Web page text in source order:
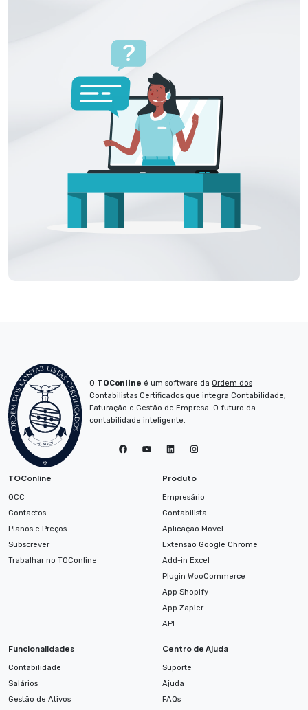
O TOConline é um software da Ordem dos
Contabilistas Certificados que integra Contabilidade,
Faturação e Gestão de Empresa. O futuro da
contabilidade inteligente.
TOConline
OCC
Contactos
Planos e Preços
Subscrever
Trabalhar no TOConline
Produto
Empresário
Contabilista
Aplicação Móvel
Extensão Google Chrome
Add-in Excel
Plugin WooCommerce
App Shopify
App Zapier
API
Funcionalidades
Contabilidade
Salários
Gestão de Ativos
Centro de Ajuda
Suporte
Ajuda
FAQs